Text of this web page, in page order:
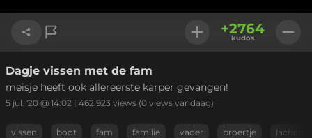
Link kopiëren
+2764
kudos
Dagje vissen met de fam
meisje heeft ook allereerste karper gevangen!
5 jul. '20 @ 14:02 | 462.923 views (0 views vandaag)
vissen boot fam familie vader broertje lachen